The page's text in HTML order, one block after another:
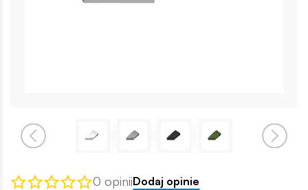
0 opiniiDodaj opinie